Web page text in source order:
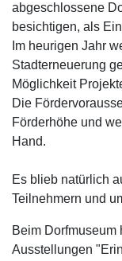
abgeschlossene
besichtigen, als
Im heurigen Jahr
Stadterneuerung
Möglichkeit
Die
Förderhöhe und
Hand.
Es blieb natürlich
Teilnehmern und
Beim Dorfmuseum
Ausstellungen